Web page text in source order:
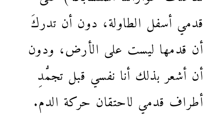
قدمي أسفل الطاولة، دون أن تدركَ
أن قدمها ليست على الأرض، ودون
أن أشعر بذلك أنا نفسي قبل تجمُّدِ
أطراف قدمي لاحتقان حركة الدم.